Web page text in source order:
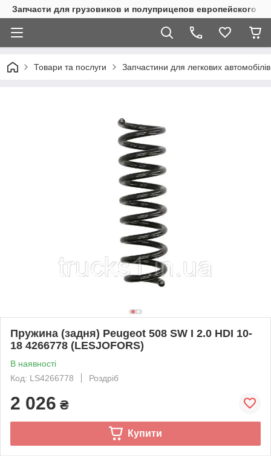
Запчасти для грузовиков и полуприцепов европейского
Товари та послуги Запчастини для легкових автомобілів
Пружина (задня) Peugeot 508 SW I 2.0 HDI 10-
18 4266778 (LESJOFORS)
В наявності
Код: LS4266778
Роздріб
2 026 ₴
Купити